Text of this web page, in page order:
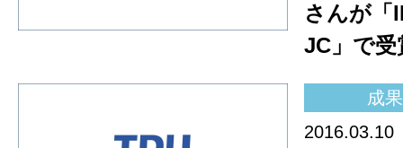
さんが「
JC」で受
成果
2016.03.10